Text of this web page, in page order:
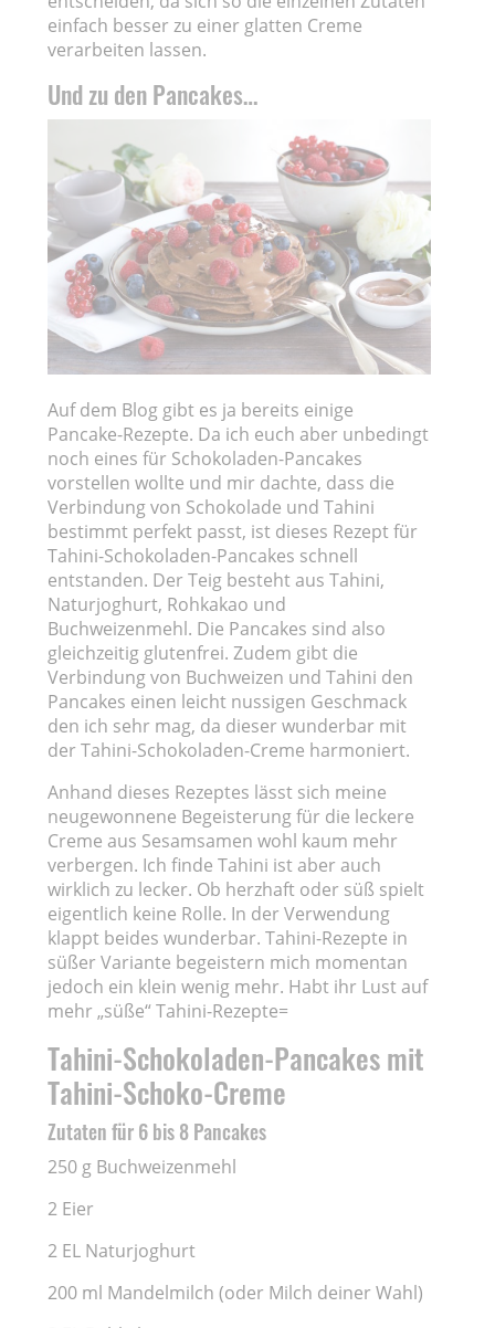
einfach besser zu einer glatten Creme
verarbeiten lassen.
Und zu den Pancakes…
Auf dem Blog gibt es ja bereits einige
Pancake-Rezepte. Da ich euch aber unbedingt
noch eines für Schokoladen-Pancakes
vorstellen wollte und mir dachte, dass die
Verbindung von Schokolade und Tahini
bestimmt perfekt passt, ist dieses Rezept für
Tahini-Schokoladen-Pancakes schnell
entstanden. Der Teig besteht aus Tahini,
Naturjoghurt, Rohkakao und
Buchweizenmehl. Die Pancakes sind also
gleichzeitig glutenfrei. Zudem gibt die
Verbindung von Buchweizen und Tahini den
Pancakes einen leicht nussigen Geschmack
den ich sehr mag, da dieser wunderbar mit
der Tahini-Schokoladen-Creme harmoniert.
Anhand dieses Rezeptes lässt sich meine
neugewonnene Begeisterung für die leckere
Creme aus Sesamsamen wohl kaum mehr
verbergen. Ich finde Tahini ist aber auch
wirklich zu lecker. Ob herzhaft oder süß spielt
eigentlich keine Rolle. In der Verwendung
klappt beides wunderbar. Tahini-Rezepte in
süßer Variante begeistern mich momentan
jedoch ein klein wenig mehr. Habt ihr Lust auf
mehr „süße“ Tahini-Rezepte=
Tahini-Schokoladen-Pancakes mit
Tahini-Schoko-Creme
Zutaten für 6 bis 8 Pancakes
250 g Buchweizenmehl
2 Eier
2 EL Naturjoghurt
200 ml Mandelmilch (oder Milch deiner Wahl)